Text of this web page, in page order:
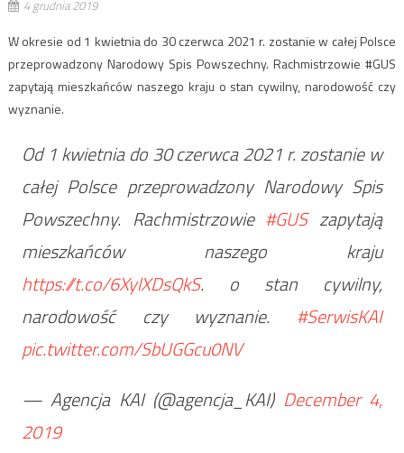
4 grudnia 2019
W okresie od 1 kwietnia do 30 czerwca 2021 r. zostanie w całej Polsce
przeprowadzony Narodowy Spis Powszechny. Rachmistrzowie #GUS
zapytają mieszkańców naszego kraju o stan cywilny, narodowość czy
wyznanie.
Od 1 kwietnia do 30 czerwca 2021 r. zostanie w
całej Polsce przeprowadzony Narodowy Spis
Powszechny. Rachmistrzowie #GUSzapytają
mieszkańców naszego kraju
https://t.co/6XylXDsQkS. o stan cywilny,
narodowość czy wyznanie. #SerwisKAI
pic.twitter.com/SbUGGcu0NV
— Agencja KAI (@agencja_KAI) December 4,
2019